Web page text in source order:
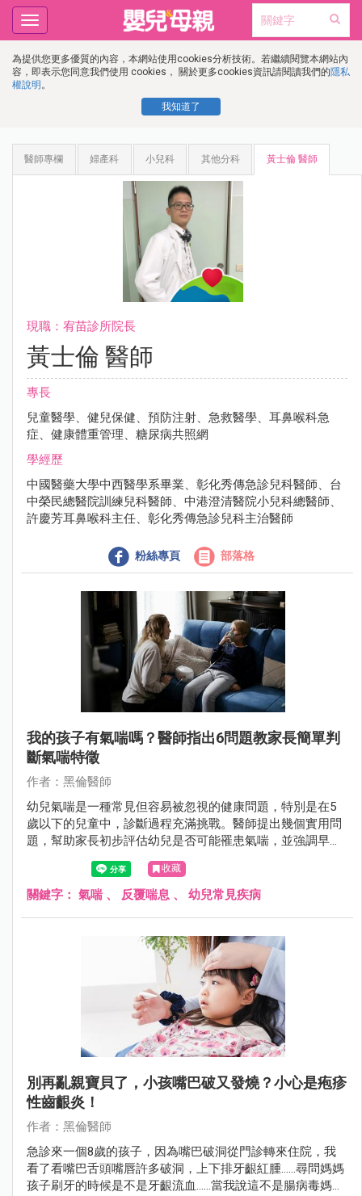
為提供您更多優質的內容，本網站使用cookies分析技術。若繼續閱覽本網站內
容，即表示您同意我們使用 cookies， 關於更多cookies資訊請閱讀我們的隱私
權說明 。
我知道了
Toggle
navigation
醫師專欄 婦產科 小兒科 其他分科 黃士倫 醫師
現職：宥苗診所院長
黃士倫 醫師
專長
兒童醫學、健兒保健、預防注射、急救醫學、耳鼻喉科急
症、健康體重管理、糖尿病共照網
學經歷
中國醫藥大學中西醫學系畢業、彰化秀傳急診兒科醫師、台
中榮民總醫院訓練兒科醫師、中港澄清醫院小兒科總醫師、
許慶芳耳鼻喉科主任、彰化秀傳急診兒科主治醫師
粉絲專頁 部落格
我的孩子有氣喘嗎？醫師指出6問題教家長簡單判
斷氣喘特徵
作者：黑倫醫師
幼兒氣喘是一種常見但容易被忽視的健康問題，特別是在5
歲以下的兒童中，診斷過程充滿挑戰。醫師提出幾個實用問
題，幫助家長初步評估幼兒是否可能罹患氣喘，並強調早期
識別與專業治療的重要性。
收藏
關鍵字： 氣喘、 反覆喘息 、 幼兒常見疾病
別再亂親寶貝了，小孩嘴巴破又發燒？小心是疱疹
性齒齦炎！
作者：黑倫醫師
急診來一個8歲的孩子，因為嘴巴破洞從門診轉來住院，我
看了看嘴巴舌頭嘴唇許多破洞，上下排牙齦紅腫……尋問媽媽
孩子刷牙的時候是不是牙齦流血……當我說這不是腸病毒媽媽